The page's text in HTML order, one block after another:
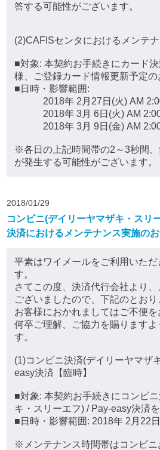
答する可能性がございます。
(2)CAFISセンタにおけるメンテ
■対象: 本契約お手続きにカード
様、ご登録カード情報更新予定の
■日時・影響範囲:
2018年 2月27日(火) AM
2018年 3月 6日(火) AM 2:00
2018年 3月 9日(金) AM 2:00
※各日の上記時間帯の2～3秒間
が発生する可能性がございます。
2018/01/29
コンビニ(デイリーヤマザキ・スリ
決済におけるメンテナンス実施の
平素はワイメールをご利用いただ
す。
さてこの度、決済代行会社より
ございましたので、下記のとおり
お客様におかれましてはご不便を
何卒ご理解、ご協力を賜りますよ
す。
(1)コンビニ決済(デイリーヤマザ
easy決済【臨時】
■対象: 本契約お手続きにコンビ
キ・スリーエフ) / Pay-easy決済
■日時・影響範囲: 2018年 2月22
※メンテナンス時間帯はコンビ